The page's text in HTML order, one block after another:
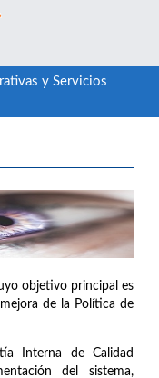
y Servicios
objetivo principal es
de la Política de
Interna de Calidad
del sistema,